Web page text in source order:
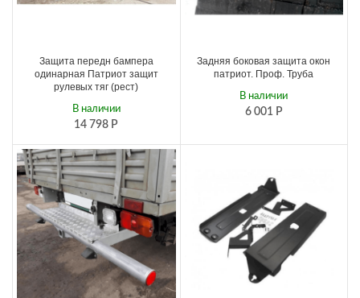
Защита передн бампера
одинарная Патриот защит
рулевых тяг (рест)
14 798 Р
В наличии
Задняя боковая защита окон
патриот. Проф. Труба
6 001 Р
В наличии